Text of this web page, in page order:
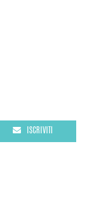
ISCRIVITI